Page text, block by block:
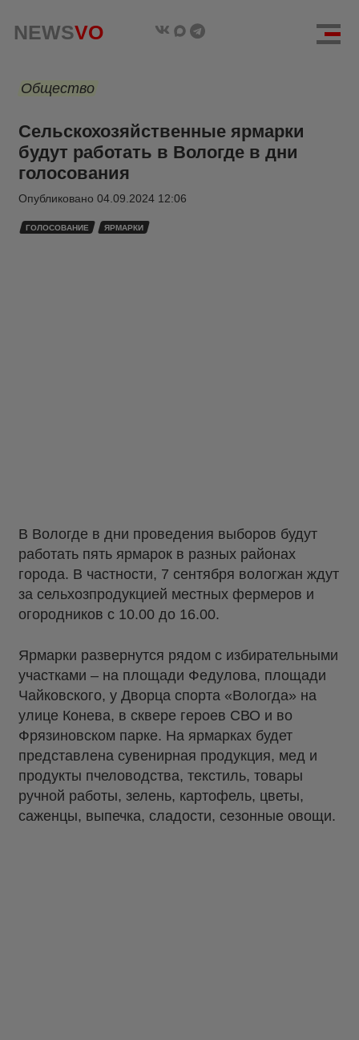
NEWSVO
Общество
Сельскохозяйственные ярмарки
будут работать в Вологде в дни
голосования
Опубликовано 04.09.2024 12:06
ГОЛОСОВАНИЕ ЯРМАРКИ
В Вологде в дни проведения выборов будут
работать пять ярмарок в разных районах
города. В частности, 7 сентября вологжан ждут
за сельхозпродукцией местных фермеров и
огородников с 10.00 до 16.00.
Ярмарки развернутся рядом с избирательными
участками – на площади Федулова, площади
Чайковского, у Дворца спорта «Вологда» на
улице Конева, в сквере героев СВО и во
Фрязиновском парке. На ярмарках будет
представлена сувенирная продукция, мед и
продукты пчеловодства, текстиль, товары
ручной работы, зелень, картофель, цветы,
саженцы, выпечка, сладости, сезонные овощи.